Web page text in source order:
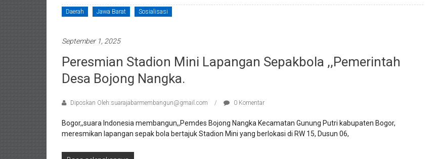
Daerah Jawa Barat Sosialisasi
September 1, 2025
Peresmian Stadion Mini Lapangan Sepakbola ,,pemerintah
Desa Bojong Nangka.
Diposkan Oleh:suarajabarmembangun@gmail.com 0 Komentar
Bogor,,suara Indonesia membangun,,Pemdes Bojong Nangka Kecamatan Gunung Putri kabupaten Bogor,
meresmikan lapangan sepak bola bertajuk Stadion Mini yang berlokasi di RW 15, Dusun 06,